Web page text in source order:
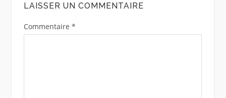
LAISSER UN COMMENTAIRE
Commentaire *